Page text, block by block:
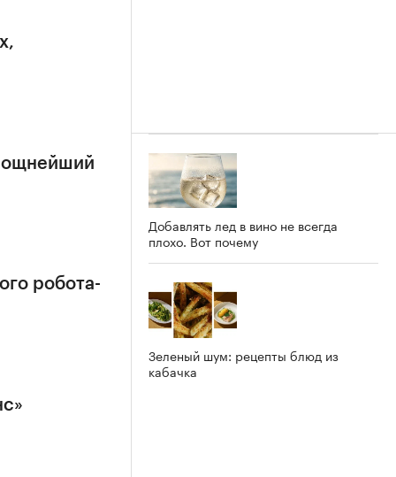
робота-
Добавлять лед в вино не всегда
плохо. Вот почему
Зеленый шум: рецепты блюд из
кабачка